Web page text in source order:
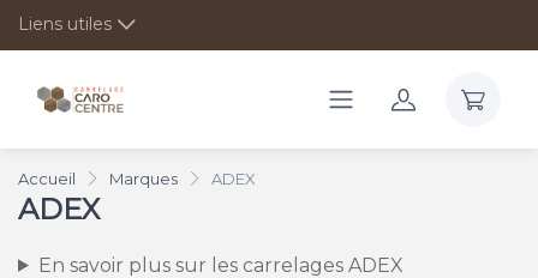
Liens utiles
Accueil Marques ADEX
ADEX
En savoir plus sur les carrelages ADEX